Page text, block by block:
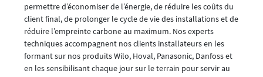
permettre d’économiser de l’énergie, de réduire les coûts du
client final, de prolonger le cycle de vie des installations et de
réduire l’empreinte carbone au maximum. Nos experts
techniques accompagnent nos clients installateurs en les
formant sur nos produits Wilo, Hoval, Panasonic, Danfoss et
en les sensibilisant chaque jour sur le terrain pour servir au